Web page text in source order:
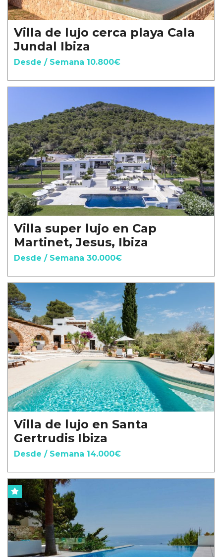
Villa de lujo cerca playa Cala
Jundal Ibiza
Desde / Semana 10.800€
Villa super lujo en Cap
Martinet, Jesus, Ibiza
Desde / Semana 30.000€
Villa de lujo en Santa
Gertrudis Ibiza
Desde / Semana 14.000€